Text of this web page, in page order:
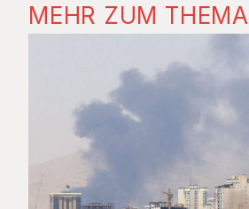
MEHR ZUM THEMA